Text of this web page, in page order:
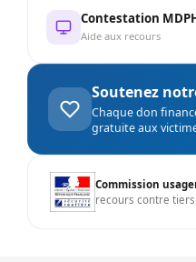
Contestation
Aide aux recours
Soutenez
Chaque don
gratuite aux
Commission
recours contre tiers